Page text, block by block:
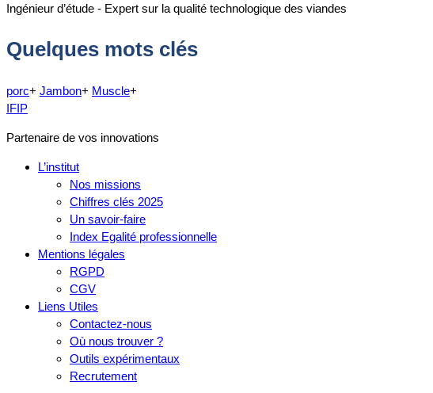
Ingénieur d’étude - Expert sur la qualité technologique des viandes
Quelques mots clés
porc+ Jambon+ Muscle+
IFIP
Partenaire de vos innovations
L’institut
Nos missions
Chiffres clés 2025
Un savoir-faire
Index Egalité professionnelle
Mentions légales
RGPD
CGV
Liens Utiles
Contactez-nous
Où nous trouver ?
Outils expérimentaux
Recrutement